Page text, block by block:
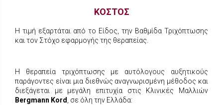
ΚΟΣΤΟΣ
Η τιμή εξαρτάται από το Είδος, την Βαθμίδα Τριχόπτωσης
και τον Στόχο εφαρμογής της θεραπείας.
Η θεραπεία τριχόπτωσης με αυτόλογους αυξητικούς
παράγοντες είναι μια διεθνώς αναγνωρισμένη μέθοδος και
διεξάγεται με μεγάλη επιτυχία στις Κλινικές Μαλλιών
Bergmann Kord
, σε όλη την Ελλάδα: